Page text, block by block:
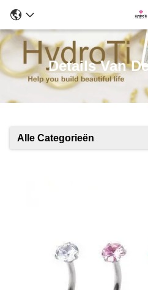
Details Van
Alle Categorieën